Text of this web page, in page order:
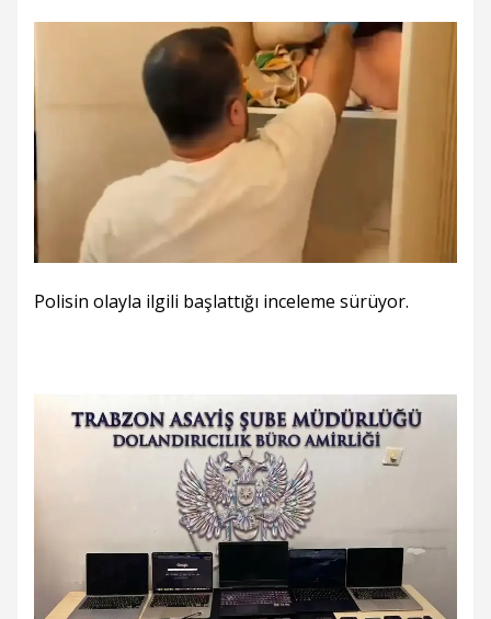
Polisin olayla ilgili başlattığı inceleme sürüyor.